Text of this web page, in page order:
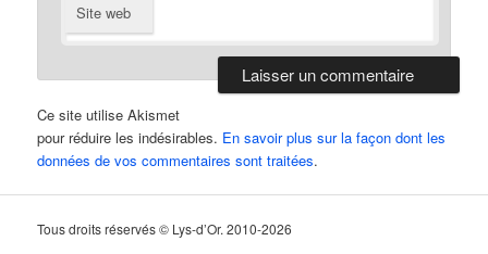
Site web
Ce site utilise Akismet
pour réduire les indésirables. En savoir plus sur la façon dont les
données de vos commentaires sont traitées.
Tous droits réservés © Lys-d’Or. 2010-2026